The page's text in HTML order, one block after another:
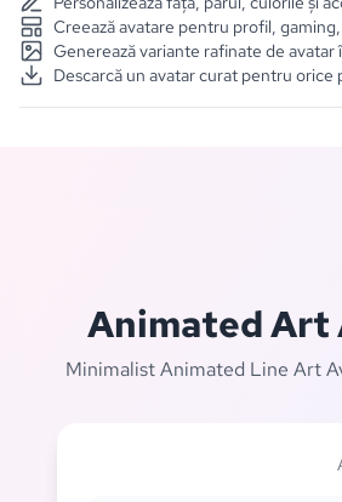
Creează avatare pentru profil,
Generează variante rafinate de avatar
Descarcă un avatar curat pentru orice
Animated Art
Minimalist Animated Line Art